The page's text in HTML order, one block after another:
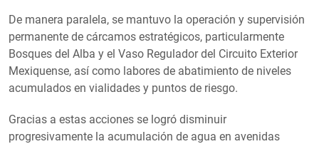
De manera paralela, se mantuvo la operación y supervisión
permanente de cárcamos estratégicos, particularmente
Bosques del Alba y el Vaso Regulador del Circuito Exterior
Mexiquense, así como labores de abatimiento de niveles
acumulados en vialidades y puntos de riesgo.
Gracias a estas acciones se logró disminuir
progresivamente la acumulación de agua en avenidas